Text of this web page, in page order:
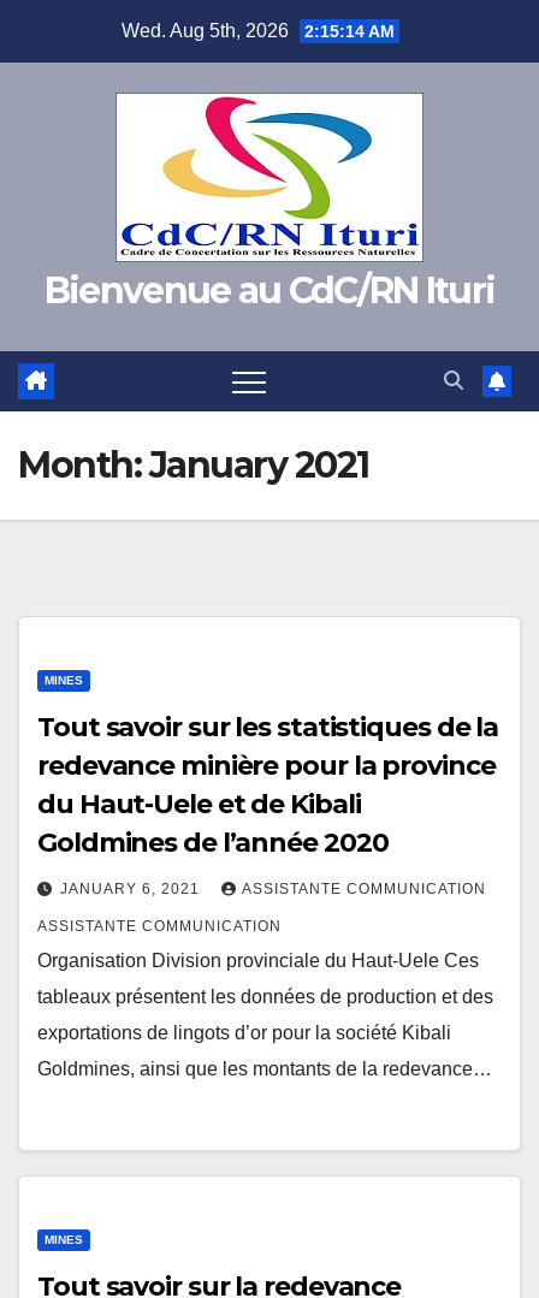
Wed. Aug 5th, 2026 2:15:15 AM
Bienvenue au CdC/RN Ituri
Month:January 2021
MINES
Tout savoir sur les statistiques de la
redevance minière pour la province
du Haut-Uele et de Kibali
Goldmines de l’année 2020
JANUARY 6, 2021 ASSISTANTE COMMUNICATION
ASSISTANTE COMMUNICATION
Organisation Division provinciale du Haut-Uele Ces
tableaux présentent les données de production et des
exportations de lingots d’or pour la société Kibali
Goldmines, ainsi que les montants de la redevance…
MINES
Tout savoir sur la redevance